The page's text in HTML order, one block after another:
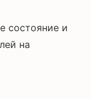
состояние и
на